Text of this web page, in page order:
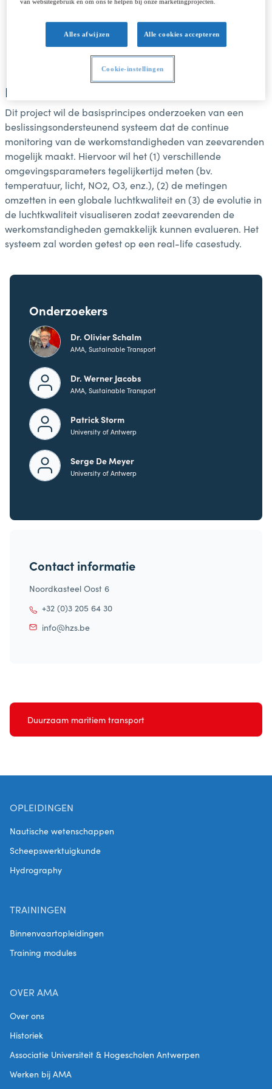
Doel van het project
Dit project wil de basisprincipes onderzoeken van een
beslissingsondersteunend systeem dat de continue
monitoring van de werkomstandigheden van zeevarenden
mogelijk maakt. Hiervoor wil het (1) verschillende
omgevingsparameters tegelijkertijd meten (bv.
temperatuur, licht, NO2, O3, enz.), (2) de metingen
omzetten in een globale luchtkwaliteit en (3) de evolutie in
de luchtkwaliteit visualiseren zodat zeevarenden de
werkomstandigheden gemakkelijk kunnen evalueren. Het
systeem zal worden getest op een real-life casestudy.
Onderzoekers
Dr. Olivier Schalm
AMA, Sustainable Transport
Dr. Werner Jacobs
AMA, Sustainable Transport
Patrick Storm
University of Antwerp
Serge De Meyer
University of Antwerp
Contact informatie
Noordkasteel Oost 6
+32 (0)3 205 64 30
info@hzs.be
Duurzaam maritiem transport
OPLEIDINGEN
Nautische wetenschappen
Scheepswerktuigkunde
Hydrography
TRAININGEN
Binnenvaartopleidingen
Training modules
OVER AMA
Over ons
Historiek
Associatie Universiteit & Hogescholen Antwerpen
Werken bij AMA
Alles afwijzen Alle cookies accepteren
Cookie-instellingen